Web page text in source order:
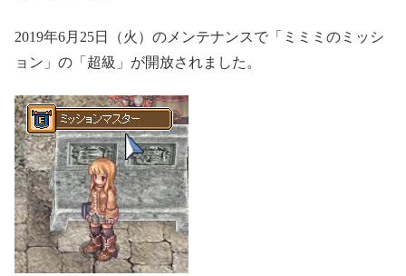
2019年6月25日（火）のメンテナンスで「ミミミのミッシ
ョン」の「超級」が開放されました。